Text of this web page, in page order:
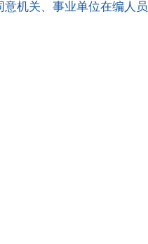
意机关、事业单位在编人